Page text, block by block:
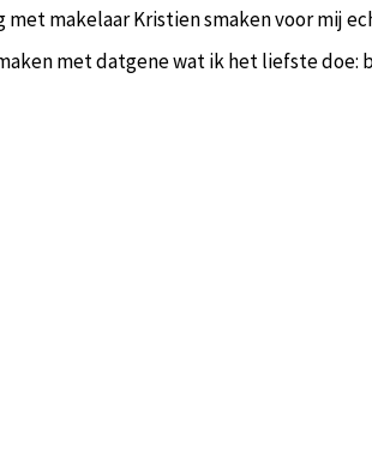
makelaar Kristien smaken voor mij
met datgene wat ik het liefste